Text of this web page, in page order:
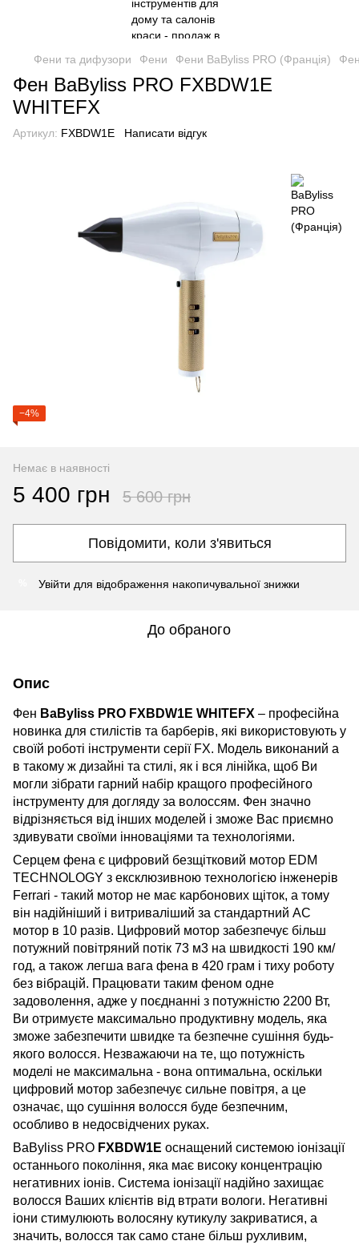
Фени та дифузори Фени Фени BaByliss PRO (Франція)
Фен BaByliss PRO FXBDW1E
WHITEFX
Артикул: FXBDW1E Написати відгук
−4%
Немає в наявності
5 400 грн 5 600 грн
Повідомити, коли з'явиться
Увійти для відображення накопичувальної знижки
До обраного
Опис
Фен BaByliss PRO FXBDW1E WHITEFX – професійна
новинка для стилістів та барберів, які використовують у
своїй роботі інструменти серії FX. Модель виконаний а
в такому ж дизайні та стилі, як і вся лінійка, щоб Ви
могли зібрати гарний набір кращого професійного
інструменту для догляду за волоссям. Фен значно
відрізняється від інших моделей і зможе Вас приємно
здивувати своїми інноваціями та технологіями.
Серцем фена є цифровий безщітковий мотор EDM
TECHNOLOGY з ексклюзивною технологією інженерів
Ferrari - такий мотор не має карбонових щіток, а тому
він надійніший і витриваліший за стандартний AC
мотор в 10 разів. Цифровий мотор забезпечує більш
потужний повітряний потік 73 м3 на швидкості 190 км/
год, а також легша вага фена в 420 грам і тиху роботу
без вібрацій. Працювати таким феном одне
задоволення, адже у поєднанні з потужністю 2200 Вт,
Ви отримуєте максимально продуктивну модель, яка
зможе забезпечити швидке та безпечне сушіння будь-
якого волосся. Незважаючи на те, що потужність
моделі не максимальна - вона оптимальна, оскільки
цифровий мотор забезпечує сильне повітря, а це
означає, що сушіння волосся буде безпечним,
особливо в недосвідчених руках.
BaByliss PRO FXBDW1E оснащений системою іонізації
останнього покоління, яка має високу концентрацію
негативних іонів. Система іонізації надійно захищає
волосся Ваших клієнтів від втрати вологи. Негативні
іони стимулюють волосяну кутикулу закриватися, а
значить, волосся так само стане більш рухливим,